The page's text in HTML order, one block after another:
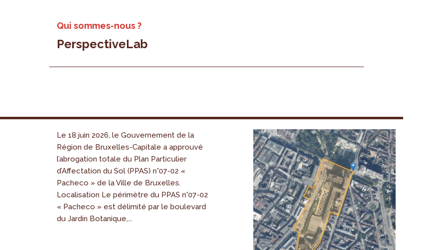
Qui sommes-nous ?
PerspectiveLab
Le 18 juin 2026, le Gouvernement de la
Région de Bruxelles-Capitale a approuvé
l’abrogation totale du Plan Particulier
d’Affectation du Sol (PPAS) n°07-02 «
Pacheco » de la Ville de Bruxelles.
Localisation Le périmètre du PPAS n°07-02
« Pacheco » est délimité par le boulevard
du Jardin Botanique,...